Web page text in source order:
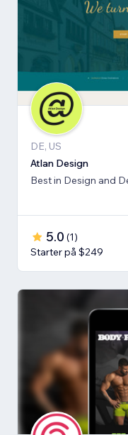
DE, US
Atlan Design
Best in Design and
5.0 (1)
Starter på $249